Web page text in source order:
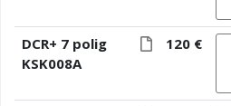
DCR+ 7 polig
KSK008A
120 €